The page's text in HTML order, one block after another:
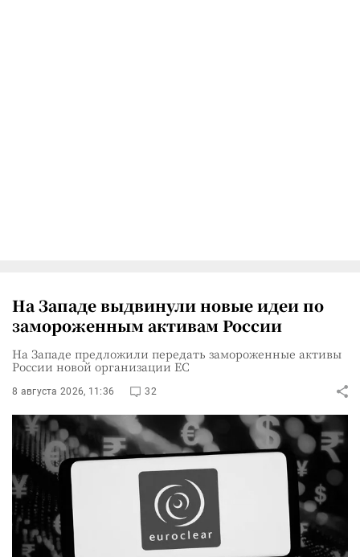
На Западе выдвинули новые идеи по
замороженным активам России
На Западе предложили передать замороженные активы
России новой организации ЕС
8 августа 2026, 11:36 32